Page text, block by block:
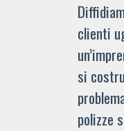
clienti
si
polizze